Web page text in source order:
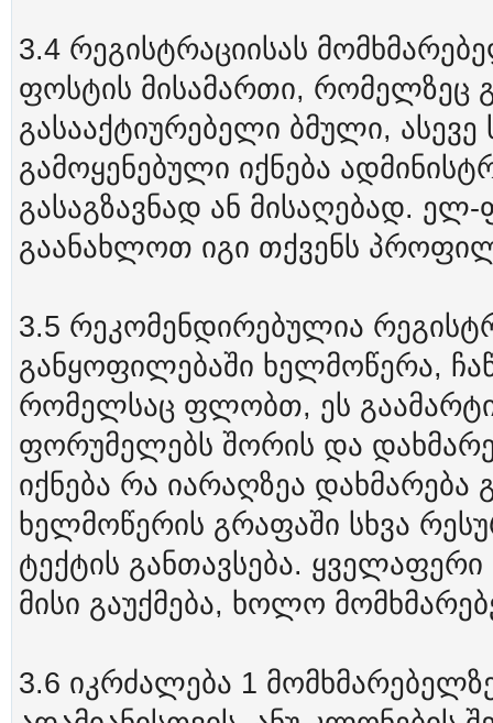
3.4 რეგისტრაციისას
ფოსტის მისამართი, რომელზეც
გასააქტიურებელი ბმული, ასევე
გამოყენებული იქნება
გასაგზავნად ან მისაღებად.
გაანახლოთ იგი თქვენს
3.5 რეკომენდირებულია
განყოფილებაში ხელმოწერა,
რომელსაც ფლობთ, ეს
ფორუმელებს შორის და
იქნება რა იარაღზეა დახმარება
ხელმოწერის გრაფაში სხვა
ტექტის განთავსება.
მისი გაუქმება, ხოლო
3.6 იკრძალება 1